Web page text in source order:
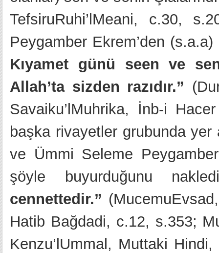
TefsiruRuhi’lMeani, c.30,
Peygamber Ekrem’den
Kıyamet günü seen ve
Allah’ta sizden razıdır.”
Savaiku’lMuhrika, İnb-i
başka rivayetler grubunda
ve Ümmi Seleme
şöyle buyurduğunu
cennettedir.”
Hatib Bağdadi, c.12, s.353;
Kenzu’lUmmal, Muttaki